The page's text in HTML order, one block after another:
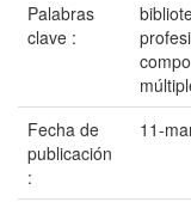
Palabras
clave :
Fecha de
publicación
:
11-